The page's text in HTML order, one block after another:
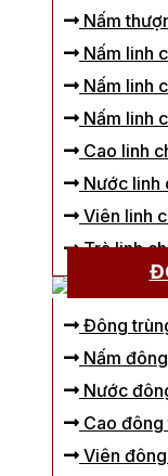
Nấm
Nấm linh
Nấm linh
Nấm linh
Cao linh
Nước linh
Viên linh
Trà linh
Đông
Nấm
Nước
Cao đông
Viên